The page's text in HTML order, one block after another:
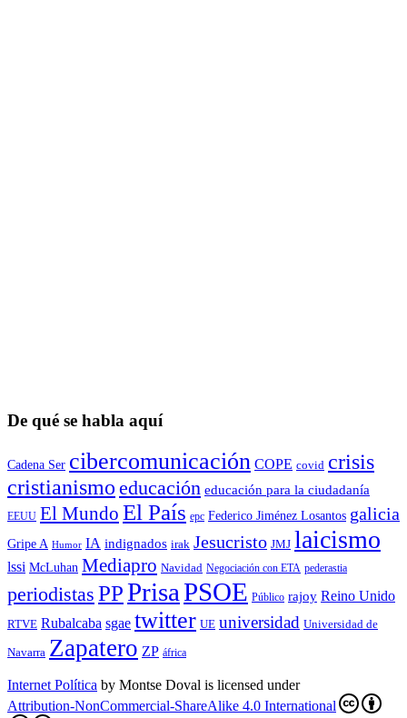
De qué se habla aquí
Cadena Ser cibercomunicación COPE covid crisis
cristianismo educación educación para la ciudadaní­a
EEUU El Mundo El País epc Federico Jiménez Losantos galicia
Gripe A Humor IA indignados irak Jesucristo JMJ laicismo
lssi McLuhan Mediapro Navidad Negociación con ETA pederastia
periodistas PPPrisaPSOE Público rajoy Reino Unido
RTVE Rubalcaba sgae twitter UE universidad Universidad de
Navarra Zapatero ZP áfrica
Internet Política by Montse Doval is licensed under
Attribution-NonCommercial-ShareAlike 4.0 International